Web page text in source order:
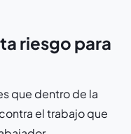
riesgo para
que dentro de la
el trabajo que